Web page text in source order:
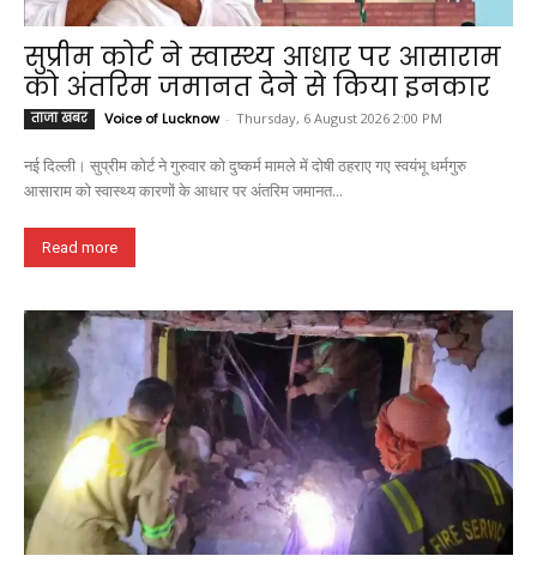
सुप्रीम कोर्ट ने स्वास्थ्य आधार पर आसाराम
को अंतरिम जमानत देने से किया इनकार
ताजा खबर Voice of Lucknow - Thursday, 6 August 2026 2:00 PM
नई दिल्ली। सुप्रीम कोर्ट ने गुरुवार को दुष्कर्म मामले में दोषी ठहराए गए स्वयंभू धर्मगुरु
आसाराम को स्वास्थ्य कारणों के आधार पर अंतरिम जमानत...
Read more